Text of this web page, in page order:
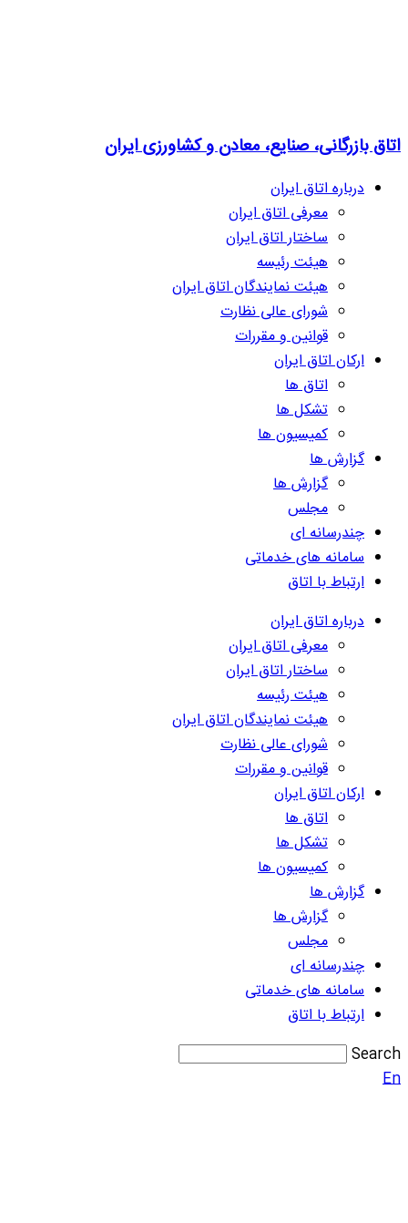
اتاق بازرگانی، صنایع، معادن و کشاورزی ایران
درباره اتاق ایران
معرفی اتاق ایران
ساختار اتاق ایران
هیئت رئیسه
هیئت نمایندگان اتاق ایران
شورای عالی نظارت
قوانین و مقررات
ارکان اتاق ایران
اتاق ها
تشکل ها
کمیسیون ها
گزارش ها
گزارش ها
مجلس
چندرسانه ای
سامانه های خدماتی
ارتباط با اتاق
درباره اتاق ایران
معرفی اتاق ایران
ساختار اتاق ایران
هیئت رئیسه
هیئت نمایندگان اتاق ایران
شورای عالی نظارت
قوانین و مقررات
ارکان اتاق ایران
اتاق ها
تشکل ها
کمیسیون ها
گزارش ها
گزارش ها
مجلس
چندرسانه ای
سامانه های خدماتی
ارتباط با اتاق
Search
En